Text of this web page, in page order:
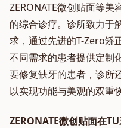
ZERONATE微创贴面等
的综合诊疗。诊所致力于
求，通过先进的T-Zero矫
不同需求的患者提供定制
要修复缺牙的患者，诊所
以实现功能与美观的双重恢
ZERONATE微创贴面在